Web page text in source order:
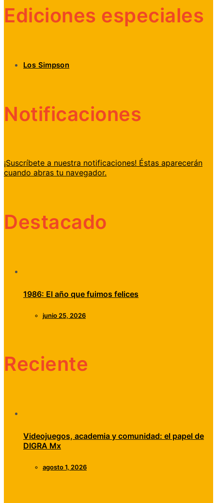
Ediciones especiales
Los Simpson
Notificaciones
¡Suscríbete a nuestra notificaciones! Éstas aparecerán
cuando abras tu navegador.
Destacado
1986: El año que fuimos felices
junio 25, 2026
Reciente
Videojuegos, academia y comunidad: el papel de
DIGRA Mx
agosto 1, 2026